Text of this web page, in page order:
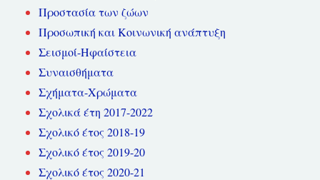
Προστασία των ζώων
Προσωπική και Κοινωνική ανάπτυξη
Σεισμοί-Ηφαίστεια
Συναισθήματα
Σχήματα-Χρώματα
Σχολικά έτη 2017-2022
Σχολικό έτος 2018-19
Σχολικό έτος 2019-20
Σχολικό έτος 2020-21